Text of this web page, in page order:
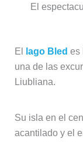
El
El lago Bled es
una de las
Liubliana.
Su isla en el
acantilado y el